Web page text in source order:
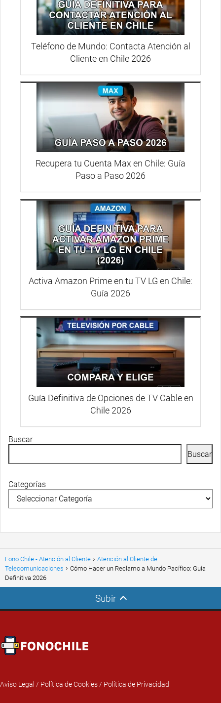
Teléfono de Mundo: Contacta Atención al
Cliente en Chile 2026
Recupera tu Cuenta Max en Chile: Guía
Paso a Paso 2026
Activa Amazon Prime en tu TV LG en Chile:
Guía 2026
Guía Definitiva de Opciones de TV Cable en
Chile 2026
Buscar
Buscar
Categorías
Fono Chile - Atención al Cliente
Atención al Cliente de
Telecomunicaciones
Cómo Hacer un Reclamo a Mundo Pacífico: Guía
Definitiva 2026
Subir
Aviso Legal / Política de Cookies / Política de Privacidad